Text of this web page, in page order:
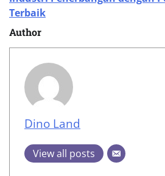
Terbaik
Author
Dino Land
View all posts